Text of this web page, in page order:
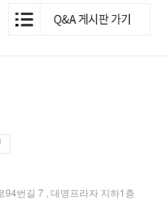
94번길 7 , 대명프라자 지하1층